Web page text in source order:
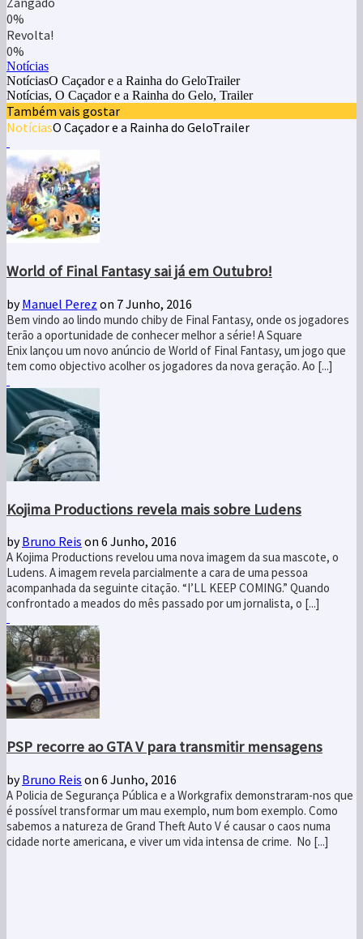
0%
Revolta!
0%
Notícias
NotíciasO Caçador e a Rainha do GeloTrailer
Notícias, O Caçador e a Rainha do Gelo, Trailer
Também vais gostar
NotíciasO Caçador e a Rainha do GeloTrailer
World of Final Fantasy sai já em Outubro!
byManuel Perez on 7 Junho, 2016
Bem vindo ao lindo mundo chiby de Final Fantasy, onde os jogadores
terão a oportunidade de conhecer melhor a série! A Square
Enix lançou um novo anúncio de World of Final Fantasy, um jogo que
tem como objectivo acolher os jogadores da nova geração. Ao [...]
Kojima Productions revela mais sobre Ludens
byBruno Reis on 6 Junho, 2016
A Kojima Productions revelou uma nova imagem da sua mascote, o
Ludens. A imagem revela parcialmente a cara de uma pessoa
acompanhada da seguinte citação. “I’LL KEEP COMING.” Quando
confrontado a meados do mês passado por um jornalista, o [...]
PSP recorre ao GTA V para transmitir mensagens
byBruno Reis on 6 Junho, 2016
A Policia de Segurança Pública e a Workgrafix demonstraram-nos que
é possível transformar um mau exemplo, num bom exemplo. Como
sabemos a natureza de Grand Theft Auto V é causar o caos numa
cidade norte americana, e viver um vida intensa de crime. No [...]